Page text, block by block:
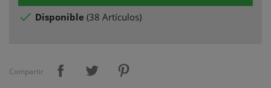
 Disponible (38 Artículos)
Compartir